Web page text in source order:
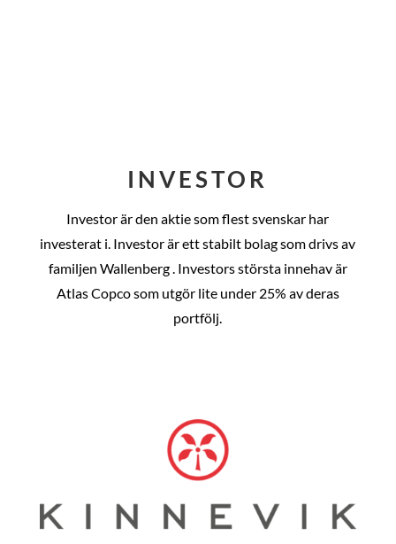
INVESTOR
Investor är den aktie som flest svenskar har
investerat i. Investor är ett stabilt bolag som drivs av
familjen Wallenberg . Investors största innehav är
Atlas Copco som utgör lite under 25% av deras
portfölj.